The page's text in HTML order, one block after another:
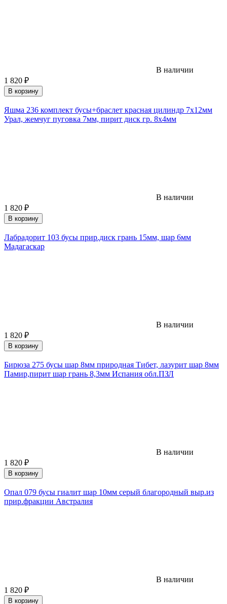
В наличии
1 820 ₽
В корзину
Яшма 236 комплект бусы+браслет красная цилиндр 7х12мм
Урал, жемчуг пуговка 7мм, пирит диск гр. 8х4мм
В наличии
1 820 ₽
В корзину
Лабрадорит 103 бусы прир.диск грань 15мм, шар 6мм
Мадагаскар
В наличии
1 820 ₽
В корзину
Бирюза 275 бусы шар 8мм природная Тибет, лазурит шар 8мм
Памир,пирит шар грань 8,3мм Испания обл.ПЗЛ
В наличии
1 820 ₽
В корзину
Опал 079 бусы гиалит шар 10мм серый благородный выр.из
прир.фракции Австралия
В наличии
1 820 ₽
В корзину